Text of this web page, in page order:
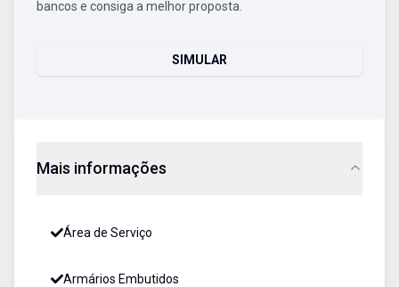
bancos e consiga a melhor proposta.
SIMULAR
Mais informações
Área de Serviço
Armários Embutidos